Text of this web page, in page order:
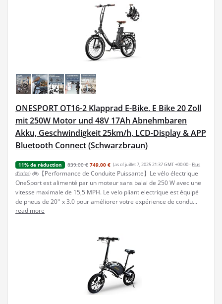
ONESPORT OT16-2 Klapprad E-Bike, E Bike 20 Zoll
mit 250W Motor und 48V 17Ah Abnehmbaren
Akku, Geschwindigkeit 25km/h, LCD-Display & APP
Bluetooth Connect (Schwarzbraun)
11% de réduction 839,00 € 749,00 € (as of juillet 7, 2025 21:37 GMT +00:00 - Plus
d’infos) 🚲【Performance de Conduite Puissante】Le vélo électrique
OneSport est alimenté par un moteur sans balai de 250 W avec une
vitesse maximale de 15,5 MPH. Le velo pliant electrique est équipé
de pneus de 20'' x 3.0 pour améliorer votre expérience de condu...
read more